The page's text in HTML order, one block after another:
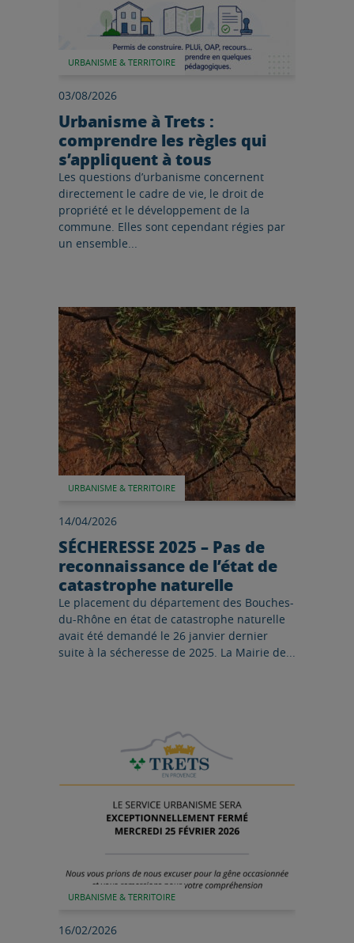
URBANISME & TERRITOIRE
03/08/2026
Urbanisme à Trets :
comprendre les règles qui
s’appliquent à tous
Les questions d’urbanisme concernent
directement le cadre de vie, le droit de
propriété et le développement de la
commune. Elles sont cependant régies par
un ensemble...
URBANISME & TERRITOIRE
14/04/2026
SÉCHERESSE 2025 – Pas de
reconnaissance de l’état de
catastrophe naturelle
Le placement du département des Bouches-
du-Rhône en état de catastrophe naturelle
avait été demandé le 26 janvier dernier
suite à la sécheresse de 2025. La Mairie de...
Lire l'article
URBANISME & TERRITOIRE
16/02/2026